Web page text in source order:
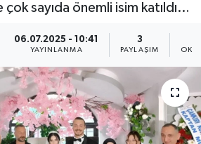
sayıda önemli isim katıldı…
06.07.2025 - 10:41
YAYINLANMA
3
PAYLAŞIM